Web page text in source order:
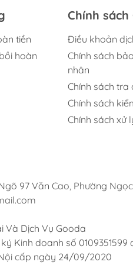
tiền
hoàn
Chính sách
Điều khoản
Chính sách
nhân
Chính sách tra
Chính sách
Chính sách xử
97 Văn Cao, Phường
Và Dịch Vụ Gooda
Kinh doanh số 0109351599
cấp ngày 24/09/2020